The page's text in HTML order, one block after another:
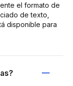
el formato de
de texto,
disponible para